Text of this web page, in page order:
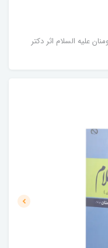
امیر مومنان علیه السلام اثر دکتر